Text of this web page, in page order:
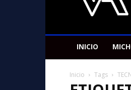
INICIO
Inicio Tags